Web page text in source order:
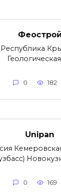
Феострой
Республика
0 182
Unipan
0 169